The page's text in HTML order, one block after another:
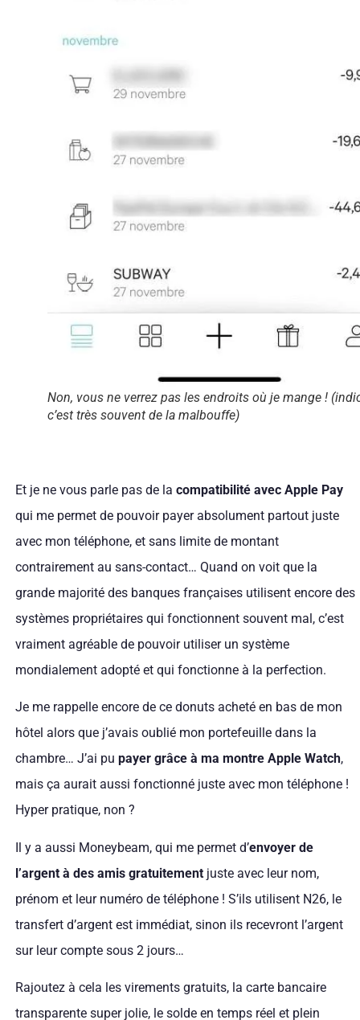
Non, vous ne verrez pas les endroits où je mange !
c’est très souvent de la malbouffe)
Et je ne vous parle pas de la compatibilité avec Apple Pay
qui me permet de pouvoir payer absolument partout juste
avec mon téléphone, et sans limite de montant
contrairement au sans-contact… Quand on voit que la
grande majorité des banques françaises utilisent encore des
systèmes propriétaires qui fonctionnent souvent mal, c’est
vraiment agréable de pouvoir utiliser un système
mondialement adopté et qui fonctionne à la perfection.
Je me rappelle encore de ce donuts acheté en bas de mon
hôtel alors que j’avais oublié mon portefeuille dans la
chambre… J’ai pu payer grâce à ma montre Apple Watch,
mais ça aurait aussi fonctionné juste avec mon téléphone !
Hyper pratique, non ?
Il y a aussi Moneybeam, qui me permet d’envoyer de
l’argent à des amis gratuitementjuste avec leur nom,
prénom et leur numéro de téléphone ! S’ils utilisent N26, le
transfert d’argent est immédiat, sinon ils recevront l’argent
sur leur compte sous 2 jours…
Rajoutez à cela les virements gratuits, la carte bancaire
transparente super jolie, le solde en temps réel et plein